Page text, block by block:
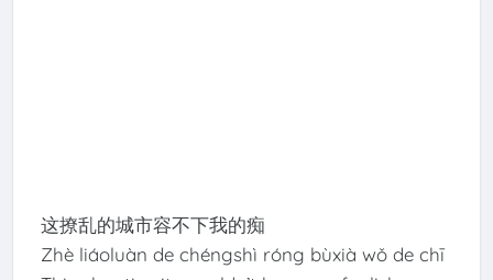
这撩乱的城市容不下我的痴
Zhè liáoluàn de chéngshì róng bùxià wǒ de chī